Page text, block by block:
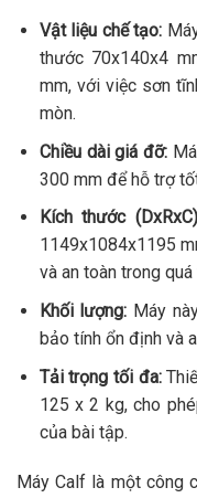
Vật liệu chế tạo:
thước 70x140x4
mm, với việc sơn
mòn.
Chiều dài giá đỡ:
300 mm để hỗ trợ
Kích thước
1149x1084x1195
và an toàn trong
Khối lượng: Máy
bảo tính ổn định và
Tải trọng tối đa:
125 x 2 kg, cho
của bài tập.
Máy Calf là một công